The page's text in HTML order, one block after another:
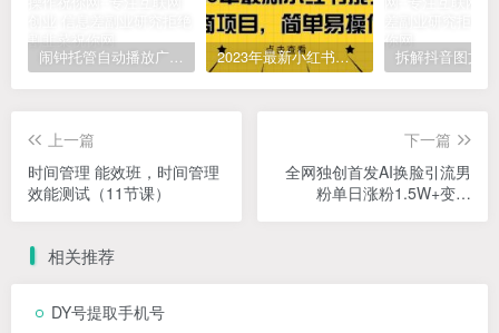
闹钟托管自动播放广告，单机5-10，无需人工操作 2023年最新小红书成人电商项目，简单易操作【详细教程】
上一篇
时间管理 能效班，时间管理
效能测试（11节课）
下一篇
全网独创首发AI换脸引流男
粉单日涨粉1.5W+变现
相关推荐
DY号提取手机号